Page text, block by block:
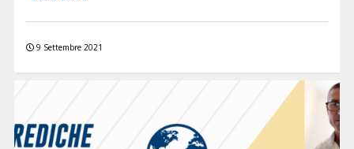
9 Settembre 2021